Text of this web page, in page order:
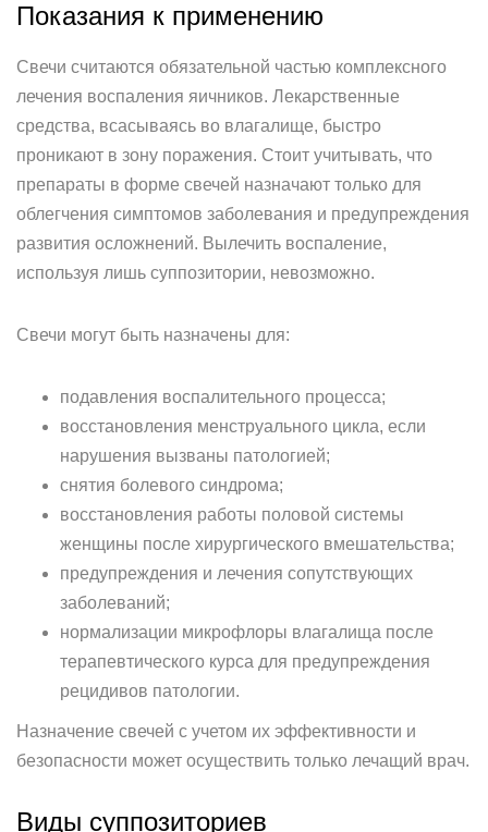
Показания к применению
Свечи считаются обязательной частью комплексного
лечения воспаления яичников. Лекарственные
средства, всасываясь во влагалище, быстро
проникают в зону поражения. Стоит учитывать, что
препараты в форме свечей назначают только для
облегчения симптомов заболевания и предупреждения
развития осложнений. Вылечить воспаление,
используя лишь суппозитории, невозможно.
Свечи могут быть назначены для:
подавления воспалительного процесса;
восстановления менструального цикла, если
нарушения вызваны патологией;
снятия болевого синдрома;
восстановления работы половой системы
женщины после хирургического вмешательства;
предупреждения и лечения сопутствующих
заболеваний;
нормализации микрофлоры влагалища после
терапевтического курса для предупреждения
рецидивов патологии.
Назначение свечей с учетом их эффективности и
безопасности может осуществить только лечащий врач.
Виды суппозиториев